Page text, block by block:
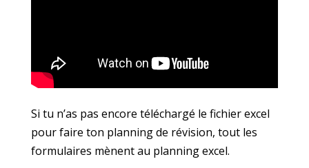
Si tu n’as pas encore téléchargé le fichier excel
pour faire ton planning de révision, tout les
formulaires mènent au planning excel.